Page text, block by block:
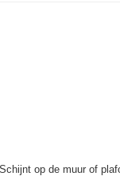
op de muur of